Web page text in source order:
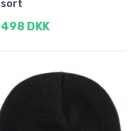
sort
498 DKK